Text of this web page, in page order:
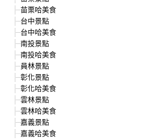
苗栗哈美食
台中景點
台中哈美食
南投景點
南投哈美食
員林景點
彰化景點
彰化哈美食
雲林景點
雲林哈美食
嘉義景點
嘉義哈美食